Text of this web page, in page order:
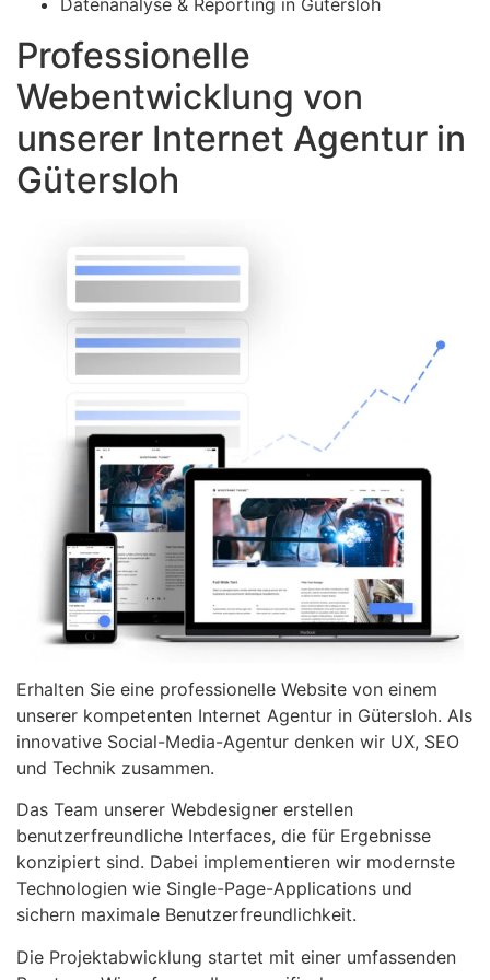
Professionelle
Webentwicklung von
unserer Internet Agentur in
Gütersloh
Erhalten Sie eine professionelle Website von einem
unserer kompetenten Internet Agentur in Gütersloh. Als
innovative Social-Media-Agentur denken wir UX, SEO
und Technik zusammen.
Das Team unserer Webdesigner erstellen
benutzerfreundliche Interfaces, die für Ergebnisse
konzipiert sind. Dabei implementieren wir modernste
Technologien wie Single-Page-Applications und
sichern maximale Benutzerfreundlichkeit.
Die Projektabwicklung startet mit einer umfassenden